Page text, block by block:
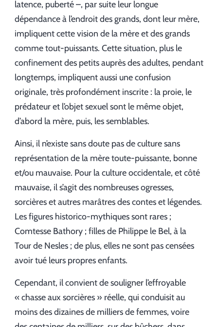
latence, puberté –, par suite leur longue
dépendance à l’endroit des grands, dont leur mère,
impliquent cette vision de la mère et des grands
comme tout-puissants. Cette situation, plus le
confinement des petits auprès des adultes, pendant
longtemps, impliquent aussi une confusion
originale, très profondément inscrite : la proie, le
prédateur et l’objet sexuel sont le même objet,
d’abord la mère, puis, les semblables.
Ainsi, il n’existe sans doute pas de culture sans
représentation de la mère toute-puissante, bonne
et/ou mauvaise. Pour la culture occidentale, et côté
mauvaise, il s’agit des nombreuses ogresses,
sorcières et autres marâtres des contes et légendes.
Les figures historico-mythiques sont rares ;
Comtesse Bathory ; filles de Philippe le Bel, à la
Tour de Nesles ; de plus, elles ne sont pas censées
avoir tué leurs propres enfants.
Cependant, il convient de souligner l’effroyable
« chasse aux sorcières » réelle, qui conduisit au
moins des dizaines de milliers de femmes, voire